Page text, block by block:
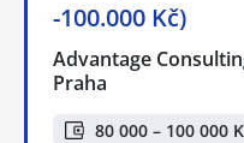
-100.000 Kč)
Advantage
Praha
80 000 – 100 000